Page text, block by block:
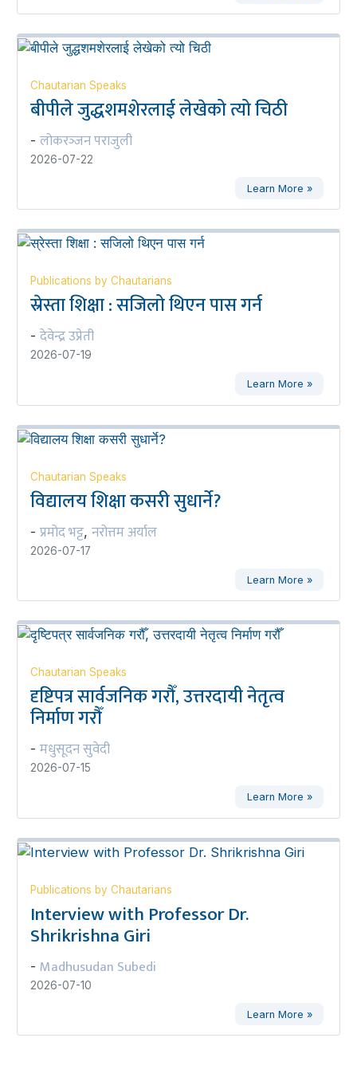
Chautarian Speaks
बीपीले जुद्धशमशेरलाई लेखेको त्यो चिठी
- लोकरञ्‍जन पराजुली
2026-07-22
Learn More »
Publications by Chautarians
स्रेस्ता शिक्षा : सजिलो थिएन पास गर्न
- देवेन्द्र उप्रेती
2026-07-19
Learn More »
Chautarian Speaks
विद्यालय शिक्षा कसरी सुधार्ने?
- प्रमोद भट्ट, नरोत्तम अर्याल
2026-07-17
Learn More »
Chautarian Speaks
दृष्टिपत्र सार्वजनिक गरौँ, उत्तरदायी नेतृत्व
निर्माण गरौँ
- मधुसूदन सुवेदी
2026-07-15
Learn More »
Publications by Chautarians
Interview with Professor Dr.
Shrikrishna Giri
- Madhusudan Subedi
2026-07-10
Learn More »